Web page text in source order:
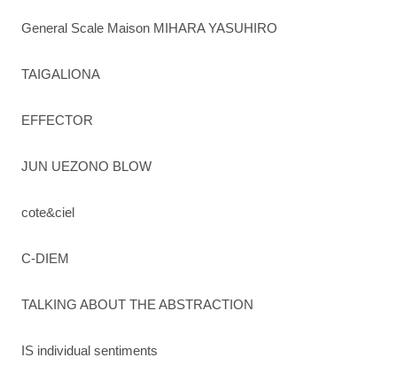
General Scale Maison MIHARA YASUHIRO
TAIGALIONA
EFFECTOR
JUN UEZONO BLOW
cote&ciel
C-DIEM
TALKING ABOUT THE ABSTRACTION
IS individual sentiments